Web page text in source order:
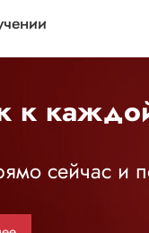
к
сейчас и